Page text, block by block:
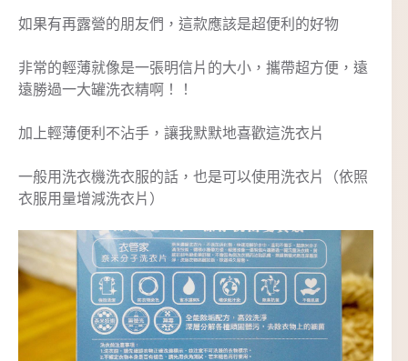
如果有再露營的朋友們，這款應該是超便利的好物
非常的輕薄就像是一張明信片的大小，攜帶超方便，遠
遠勝過一大罐洗衣精啊！！
加上輕薄便利不沾手，讓我默默地喜歡這洗衣片
一般用洗衣機洗衣服的話，也是可以使用洗衣片（依照
衣服用量增減洗衣片）